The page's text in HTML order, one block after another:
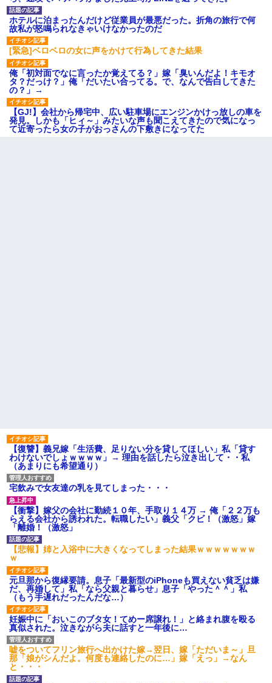
ホテルに泊まったんだけど従業員が最悪だった。折角の旅行で何
故私が怒鳴られなきゃいけなかったのだ
[緊急]ベロベロの女に声をかけて行為してきた結果
俺「初対面でなに言ったか覚えてる？」嫁「臭いんだよ！キモオ
タ？だっけ？」俺「だいたい合ってる。で、なんで告白してきた
の？」→
【GJ!】会社から帰宅中、広い駐車場にエンジンかけっ放しの車を
発見。しかも「ヒィ～」みたいな声も聞こえてきたので気になっ
て近寄ったら女の子がおっさんの下敷きになってた
【復讐】義兄嫁「生活費、足りない分を貸してほしい」私「貸す
わけないでしょｗｗｗｗ」→ 理由を話したら泣き出して・・私
（あまりにも希望通り）
宅飲みで女友達の乳を見てしまった・・・
【衝撃】嫁父の会社に勤続１０年、手取り１４万 → 俺「２２万も
らえる会社から誘われた。転職したい」義父「クビ！（激怒」嫁
「離婚！（激怒」
【悲報】姉と入浴中に大きくなってしまった結果ｗｗｗｗｗｗｗ
ｗ
元旦那から復縁要請。息子「最新型のiPhoneも買えない貧乏は嫌
だ、再婚して」私「なら父親と暮らせ」息子「やった＾＾」私
（もう手遅れだったんだな…）
妊娠中に「おいこのブタ女！てめー席譲れ！」と絡まれ腹を殴る
真似された。泣きながら夫に話すと一年後に…
嘘をついてフリン旅行へ出かけた嫁→翌日、嫁「ただいま～」旦
那「娘がシんだよ。何度も連絡したのに…」嫁「えっ」→なん
と・・・